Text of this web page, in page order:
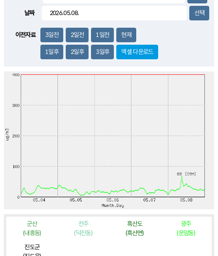
날짜
이전자료 3일전 2일전 1일전 현재
1일후 2일후 3일후 엑셀 다운로드
군산
(내흥동)
전주
(덕진동)
흑산도
(흑산면)
광주
(운암동)
진도군